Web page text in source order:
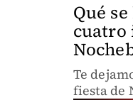
Qué
cuatro
Te
fiesta de